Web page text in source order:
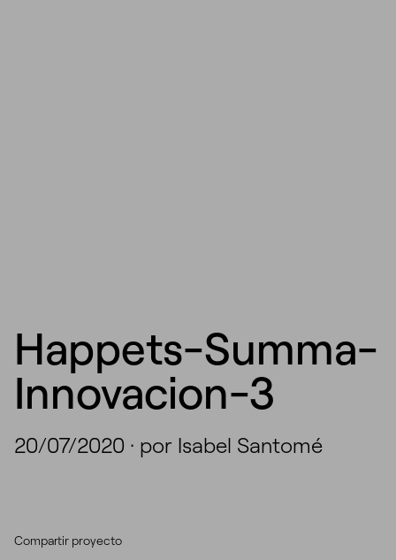
Happets-Summa-
Innovacion-3
20/07/2020 · por Isabel Santomé
Compartir proyecto